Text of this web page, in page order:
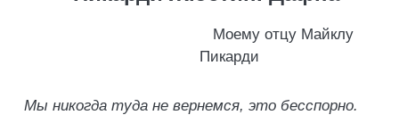
Моему отцу Майклу
Пикарди
Мы никогда туда не вернемся, это бесспорно.